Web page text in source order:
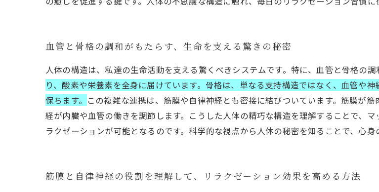
血管と骨格の調和がもたらす、生命を支える驚きの秘密
人体の構造は、私達の生命活動を支える驚くべきシステムです。特に、血管と骨格の
り、酸素や栄養素を全身に届けています。骨格は、単なる支持構造ではなく、血管や
保ちます。 この複雑な連携は、筋膜や自律神経とも密接に結びついています。筋膜が
経が内臓や血管の働きを調節します。こうした人体の精巧な構造を理解することで、
ラクゼーションが可能となるのです。科学的な視点から人体の秘密を知ることで、心
筋膜と自律神経の役割を理解して、リラクゼーション効果を高める方法